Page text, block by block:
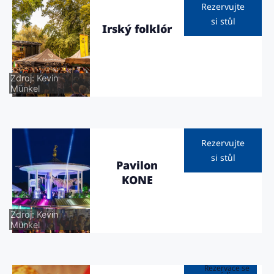
Zdroj: Kevin
Münkel
Irský folklór
Rezervujte
si stůl
Zdroj: Kevin
Münkel
Pavilon
KONE
Rezervujte
si stůl
Rezervace se